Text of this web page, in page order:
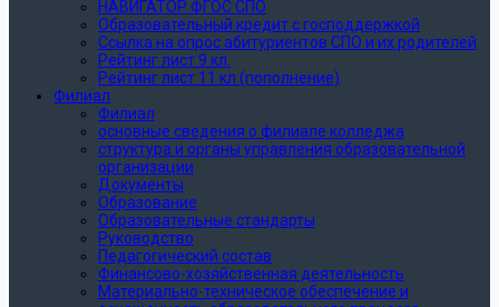
НАВИГАТОР ФГОС СПО
Образовательный кредит с господдержкой
Ссылка на опрос абитуриентов СПО и их родителей
Рейтинг лист 9 кл.
Рейтинг лист 11 кл (пополнение)
Филиал
Филиал
основные сведения о филиале колледжа
структура и органы управления образовательной
организации
Документы
Образование
Образовательные стандарты
Руководство
Педагогический состав
Финансово-хозяйственная деятельность
Материально-техническое обеспечение и